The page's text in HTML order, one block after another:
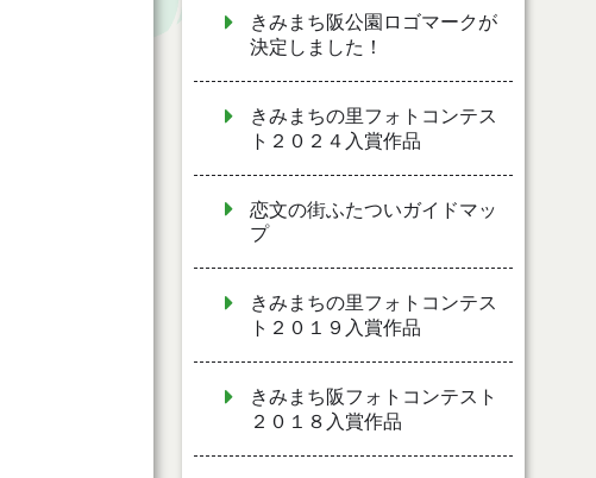
きみまち阪公園ロゴマークが
決定しました！
きみまちの里フォトコンテス
ト２０２４入賞作品
恋文の街ふたついガイドマッ
プ
きみまちの里フォトコンテス
ト２０１９入賞作品
きみまち阪フォトコンテスト
２０１８入賞作品